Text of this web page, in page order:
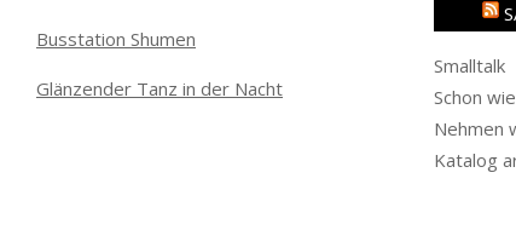
Busstation Shumen
Glänzender Tanz in der Nacht
Smalltalk
Schon
Nehmen
Katalog